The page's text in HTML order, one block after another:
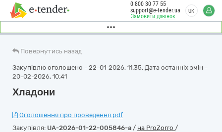
Замовити дзвінок
0 800 30 77 55
support@e-tender.ua
UK
Повернутись назад
Закупівлю оголошено - 22-01-2026, 11:35. Дата останніх змін -
20-02-2026, 10:41
Хладони
Оголошення про проведення.pdf
Закупівля: UA-2026-01-22-005846-a / на ProZorro /